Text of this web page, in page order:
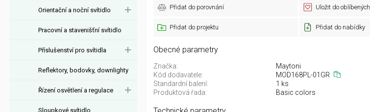
Orientační a noční svítidlo
Pracovní a stavenišťní svítidlo
Příslušenství pro svítidla
Reflektory, bodovky, downlighty
Řízení osvětlení a regulace
Sloupkové svítidlo
Přidat do porovnání Uložit do oblíbených
Přidat do projektu Přidat do nabídky
Obecné parametry
Značka: Maytoni
Kód dodavatele:
MOD168PL-01GR
Standardní balení:
1 ks
Produktová řada:
Basic colors